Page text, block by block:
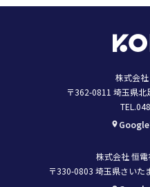
株式会
〒362-0811 埼玉県
Google
株式会社 恒
〒330-0803 埼玉県さいた